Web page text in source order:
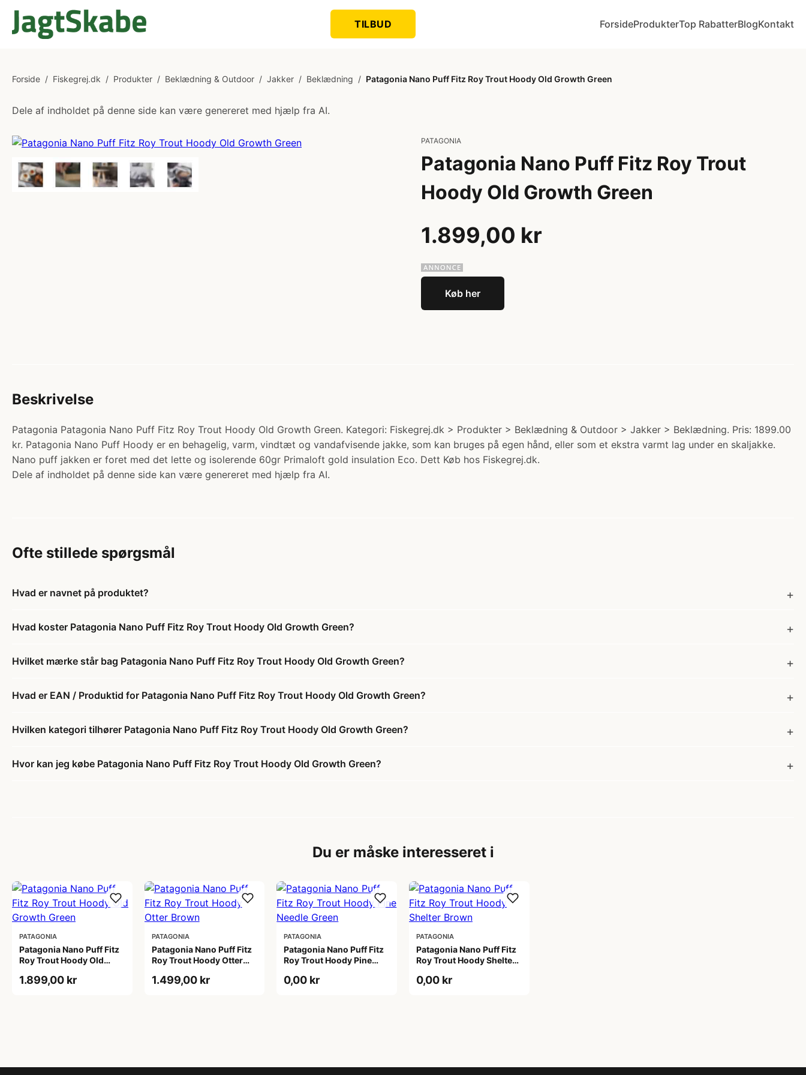
TILBUD ForsideProdukterTop RabatterBlogKontakt
Forside / Fiskegrej.dk / Produkter / Beklædning & Outdoor / Jakker / Beklædning / Patagonia Nano Puff Fitz Roy Trout Hoody Old Growth Green
Dele af indholdet på denne side kan være genereret med hjælp fra AI.
PATAGONIA
Patagonia Nano Puff Fitz Roy Trout
Hoody Old Growth Green
1.899,00 kr
Køb her
Beskrivelse
Patagonia Patagonia Nano Puff Fitz Roy Trout Hoody Old Growth Green. Kategori: Fiskegrej.dk > Produkter > Beklædning & Outdoor > Jakker > Beklædning. Pris: 1899.00
kr. Patagonia Nano Puff Hoody er en behagelig, varm, vindtæt og vandafvisende jakke, som kan bruges på egen hånd, eller som et ekstra varmt lag under en skaljakke.
Nano puff jakken er foret med det lette og isolerende 60gr Primaloft gold insulation Eco. Dett Køb hos Fiskegrej.dk.
Dele af indholdet på denne side kan være genereret med hjælp fra AI.
Ofte stillede spørgsmål
Hvad er navnet på produktet?
Hvad koster Patagonia Nano Puff Fitz Roy Trout Hoody Old Growth Green?
Hvilket mærke står bag Patagonia Nano Puff Fitz Roy Trout Hoody Old Growth Green?
Hvad er EAN / Produktid for Patagonia Nano Puff Fitz Roy Trout Hoody Old Growth Green?
Hvilken kategori tilhører Patagonia Nano Puff Fitz Roy Trout Hoody Old Growth Green?
Hvor kan jeg købe Patagonia Nano Puff Fitz Roy Trout Hoody Old Growth Green?
Du er måske interesseret i
PATAGONIA
Patagonia Nano Puff Fitz
Roy Trout Hoody Old
1.899,00 kr
PATAGONIA
Patagonia Nano Puff Fitz
Roy Trout Hoody Otter
1.499,00 kr
PATAGONIA
Patagonia Nano Puff Fitz
Roy Trout Hoody Pine
0,00 kr
PATAGONIA
Patagonia Nano Puff Fitz
Roy Trout Hoody Shelter
0,00 kr